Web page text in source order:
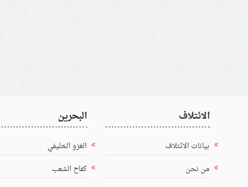
الائتلاف
بيانات الائتلاف
من نحن
البحرين
الغزو الخليفي
كفاح الشعب